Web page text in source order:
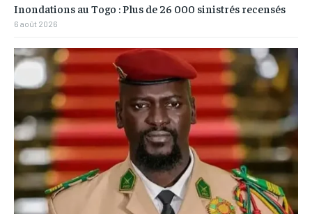
Inondations au Togo : Plus de 26 000 sinistrés recensés
6 août 2026